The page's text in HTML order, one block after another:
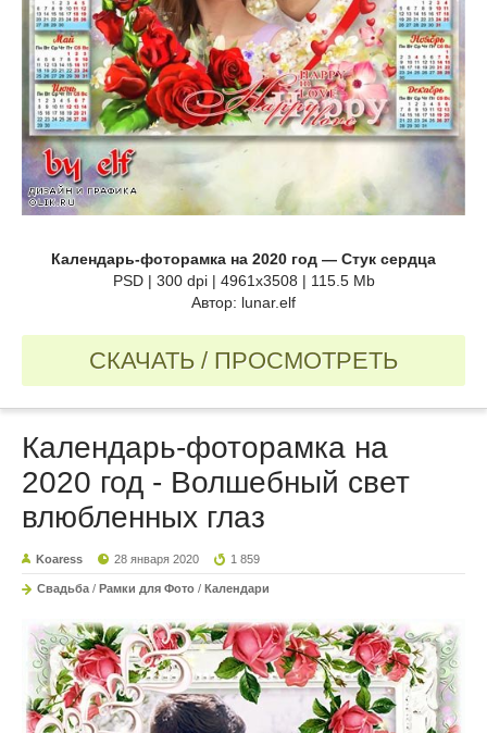
Календарь-фоторамка на 2020 год — Стук сердца
PSD | 300 dpi | 4961x3508 | 115.5 Mb
Автор: lunar.elf
СКАЧАТЬ / ПРОСМОТРЕТЬ
Календарь-фоторамка на
2020 год - Волшебный свет
влюбленных глаз
Koaress 28 января 2020 1 859
Свадьба / Рамки для Фото / Календари